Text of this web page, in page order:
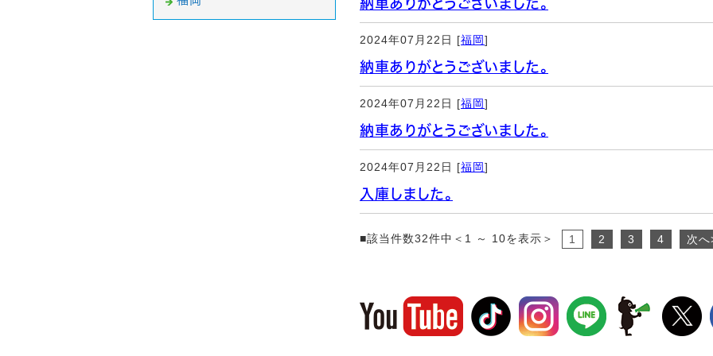
納車ありがとうございました。
2024年07月22日 [福岡]
納車ありがとうございました。
2024年07月22日 [福岡]
納車ありがとうございました。
2024年07月22日 [福岡]
入庫しました。
■該当件数32件中＜1 ～ 10を表示＞ 1 2 3 4 次へ